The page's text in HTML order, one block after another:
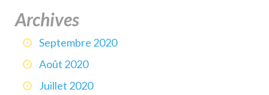
Archives
Septembre 2020
Août 2020
Juillet 2020